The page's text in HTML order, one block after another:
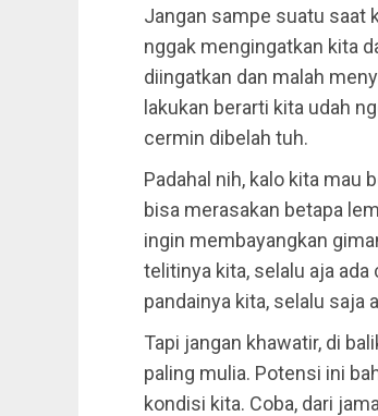
Jangan sampe suatu saat
nggak mengingatkan kita
diingatkan dan malah
lakukan berarti kita udah
cermin dibelah tuh.
Padahal nih, kalo kita mau
bisa merasakan betapa
ingin membayangkan
telitinya kita, selalu aja
pandainya kita, selalu saja
Tapi jangan khawatir, di
paling mulia. Potensi ini
kondisi kita. Coba, dari